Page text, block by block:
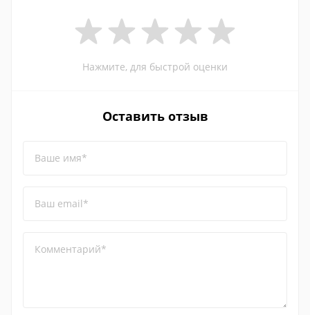
Нажмите, для быстрой оценки
Оставить отзыв
Ваше имя*
Ваш email*
Комментарий*